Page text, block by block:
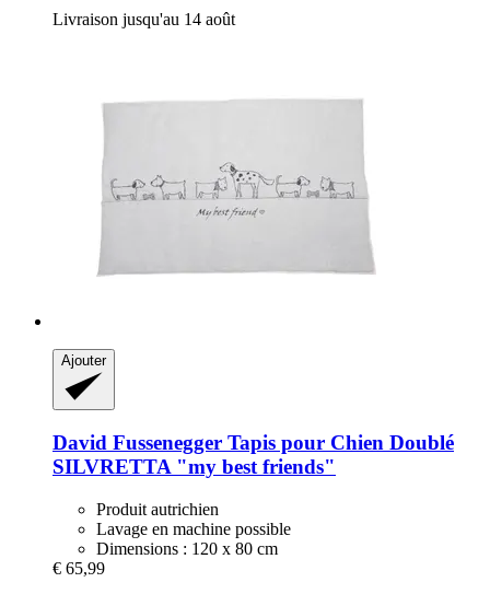
Livraison jusqu'au 14 août
Ajouter
David Fussenegger Tapis pour Chien Doublé
SILVRETTA "my best friends"
Produit autrichien
Lavage en machine possible
Dimensions : 120 x 80 cm
€ 65,99